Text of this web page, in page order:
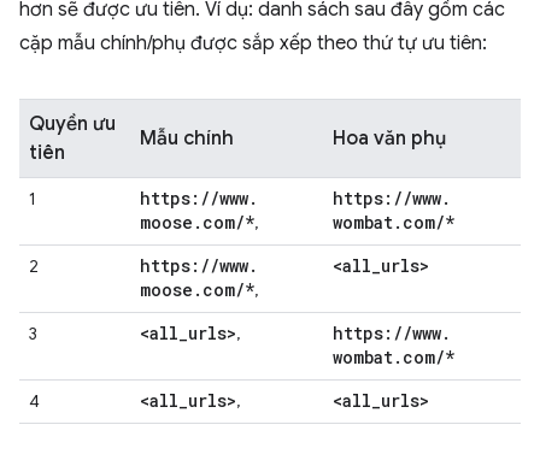
hơn sẽ được ưu tiên. Ví dụ: danh sách sau đây gồm các
cặp mẫu chính/phụ được sắp xếp theo thứ tự ưu tiên:
Quyền ưu
tiên
Mẫu chính Hoa văn phụ
1 https: //www.
moose . com/*,
https: //www.
wombat. com/*
2 https: //www.
moose . com/*,
<all_urls>
3 <all_urls>, https: //www.
wombat. com/*
4 <all_urls>, <all_urls>